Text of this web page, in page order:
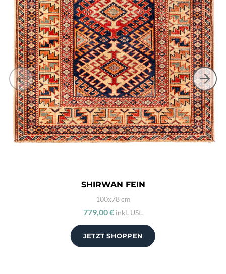
JETZT SHOPPEN
SHIRWAN FEIN
100x78 cm
779,00 € inkl. USt.